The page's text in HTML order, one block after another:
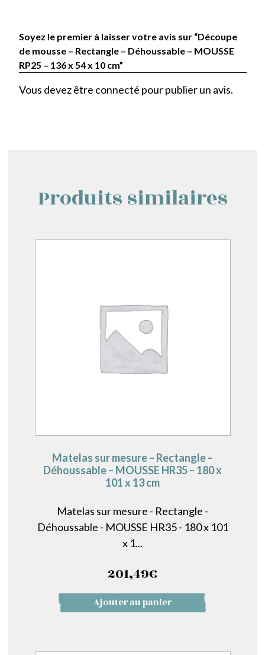
Soyez le premier à laisser votre avis sur “Découpe
de mousse – Rectangle – Déhoussable – MOUSSE
RP25 – 136 x 54 x 10 cm”
Vous devez être connecté pour publier un avis.
Produits similaires
Matelas sur mesure – Rectangle –
Déhoussable – MOUSSE HR35 – 180 x
101 x 13 cm
Matelas sur mesure - Rectangle -
Déhoussable - MOUSSE HR35 - 180 x 101
x 1...
201,49€
Ajouter au panier